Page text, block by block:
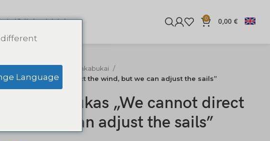
Odinės piniginės 0 0,00 €
Hugo raktų pakabukai
„We cannot direct the wind, but we can adjust the sails”
pakabukas „We cannot direct
but we can adjust the sails”
Language